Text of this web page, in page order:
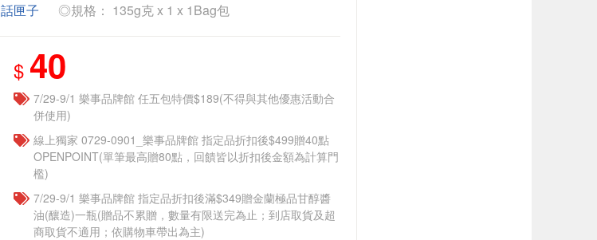
話匣子 ◎規格： 135g克 x 1 x 1Bag包
$ 40
7/29-9/1 樂事品牌館 任五包特價$189(不得與其他優惠活動合
併使用)
線上獨家 0729-0901_樂事品牌館 指定品折扣後$499贈40點
OPENPOINT(單筆最高贈80點，回饋皆以折扣後金額為計算門
檻)
7/29-9/1 樂事品牌館 指定品折扣後滿$349贈金蘭極品甘醇醬
油(釀造)一瓶(贈品不累贈，數量有限送完為止；到店取貨及超
商取貨不適用；依購物車帶出為主)​